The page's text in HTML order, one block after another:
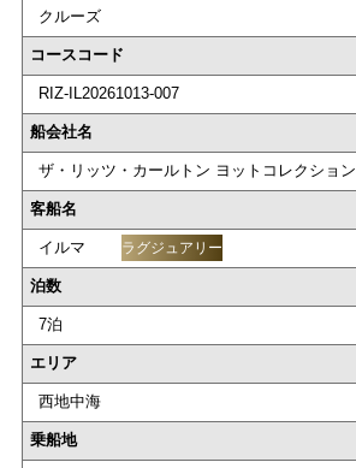
クルーズ
コースコード
RIZ-IL20261013-007
船会社名
ザ・リッツ・カールトン ヨットコレクション
客船名
イルマ ラグジュアリー
泊数
7泊
エリア
西地中海
乗船地